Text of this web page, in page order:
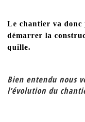
Le chantier va donc
démarrer la
quille.
Bien entendu nous
l’évolution du